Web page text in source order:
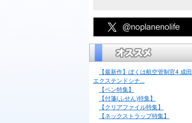
【最新作】ぼくは航空管制官4 成田
エクステンドシナ...
【ペン特集】
【付箋(ふせん)特集】
【クリアファイル特集】
【ネックストラップ特集】